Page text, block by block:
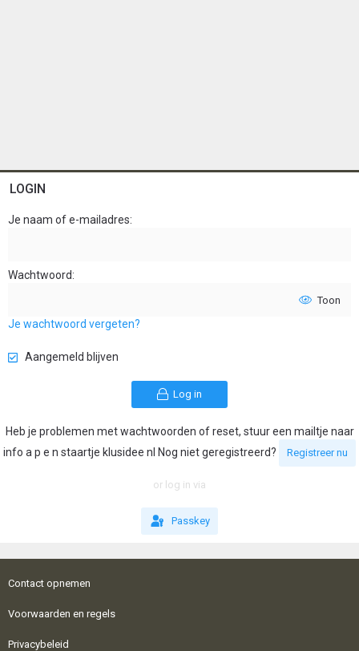
LOGIN
Je naam of e-mailadres
Wachtwoord
Toon
Je wachtwoord vergeten?
Aangemeld blijven
Log in
Heb je problemen met wachtwoorden of reset, stuur een mailtje naar
info a p e n staartje klusidee nl Nog niet geregistreerd?
Registreer nu
or log in via
Passkey
Contact opnemen
Voorwaarden en regels
Privacybeleid